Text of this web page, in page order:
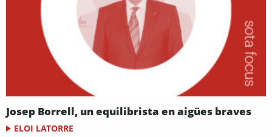
Josep Borrell, un equilibrista en aigües braves
ELOI LATORRE